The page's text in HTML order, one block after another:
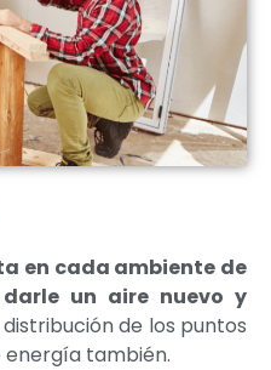
en cada ambiente de
un aire nuevo y
de los puntos
también.